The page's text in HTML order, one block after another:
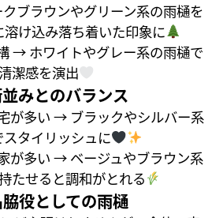
ブラウンやグリーン系の雨樋を
け込み落ち着いた印象に
→ ホワイトやグレー系の雨樋で
潔感を演出
みとのバランス
が多い → ブラックやシルバー系
タイリッシュに
が多い → ベージュやブラウン系
たせると調和がとれる
役としての雨樋